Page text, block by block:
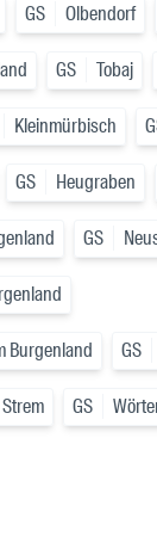
GS Olbendorf
GS Tobaj
Kleinmürbisch
GS Heugraben
GS
Burgenland GS
Strem GS